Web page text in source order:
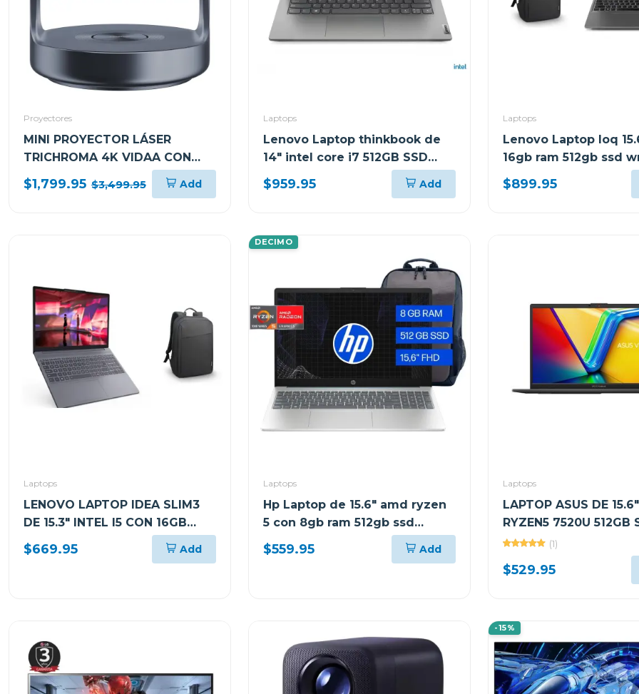
Proyectores
MINI PROYECTOR LÁSER
TRICHROMA 4K VIDAA CON
SUBWOOFER INTEGRADO
C2ULTRA
$1,799.95 $3,499.95 Add
Laptops
Lenovo Laptop thinkbook de
14" intel core i7 512GB SSD
21DH00M8GJ
$959.95 Add
Laptops
Lenovo Laptop loq
16gb ram 512gb ssd
home sl gris luna
mochila lenovo
$899.95
Laptops
LENOVO LAPTOP IDEA SLIM3
DE 15.3" INTEL I5 CON 16GB
RAM Y 512GB SSD WINDOWS 11
HOME SL IRH10 + MOCHILA
$669.95 Add
DECIMO
Laptops
Hp Laptop de 15.6" amd ryzen
5 con 8gb ram 512gb ssd
15fc0250
$559.95 Add
Laptops
LAPTOP ASUS DE
RYZEN5 7520U 512GB
RAM VIVOBOOK GO
(1)
$529.95
-15%